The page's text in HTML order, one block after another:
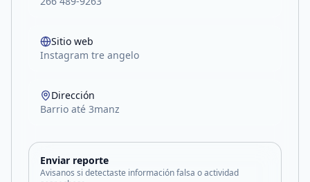
Sitio web
Instagram tre angelo
Dirección
Barrio até 3manz
Enviar reporte
Avisanos si detectaste información falsa o actividad